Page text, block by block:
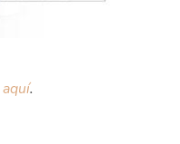
aquí.